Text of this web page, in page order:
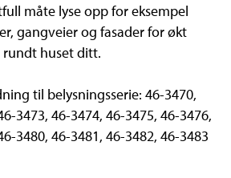
måte lyse opp for eksempel
gangveier og fasader for økt
rundt huset ditt.
til belysningsserie: 46-3470,
3473, 46-3474, 46-3475, 46-3476,
3480, 46-3481, 46-3482, 46-3483